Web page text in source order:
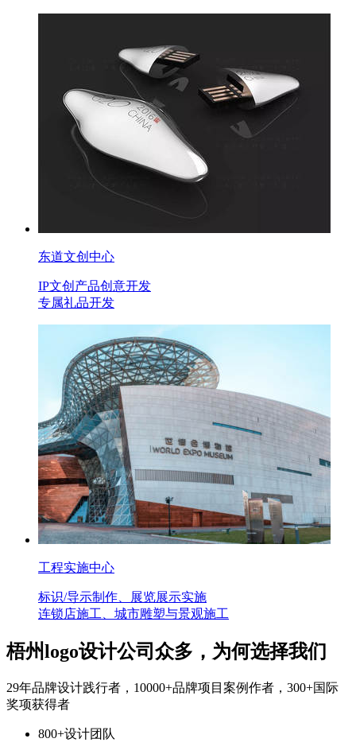
东道文创中心
IP文创产品创意开发
专属礼品开发
工程实施中心
标识/导示制作、展览展示实施
连锁店施工、城市雕塑与景观施工
梧州logo设计公司众多，为何选择我们
29年品牌设计践行者，10000+品牌项目案例作者，300+国际
奖项获得者
800+设计团队